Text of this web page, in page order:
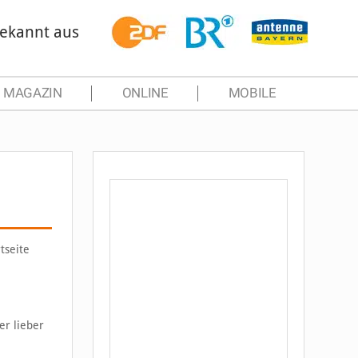
aus
MAGAZIN ONLINE MOBILE
lieber